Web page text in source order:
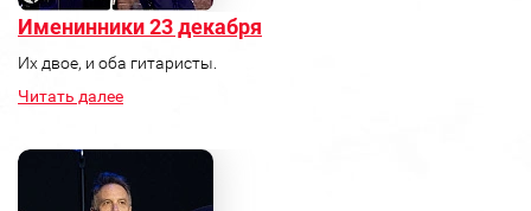
Именинники 23 декабря
Их двое, и оба гитаристы.
Читать далее